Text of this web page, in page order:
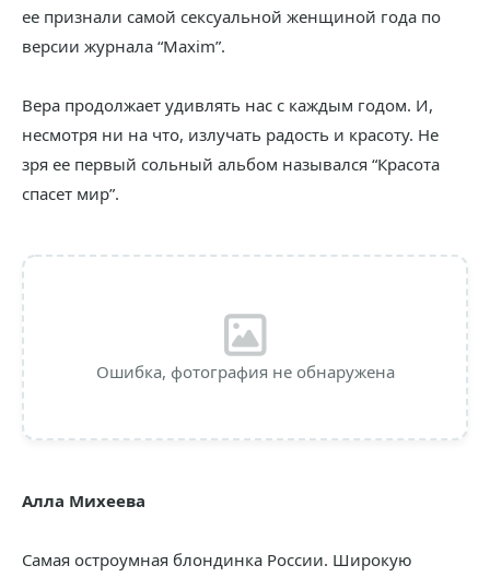
ее признали самой сексуальной женщиной года по
версии журнала “Maxim”.
Вера продолжает удивлять нас с каждым годом. И,
несмотря ни на что, излучать радость и красоту. Не
зря ее первый сольный альбом назывался “Красота
спасет мир”.
Ошибка, фотография не обнаружена
Алла Михеева
Самая остроумная блондинка России. Широкую